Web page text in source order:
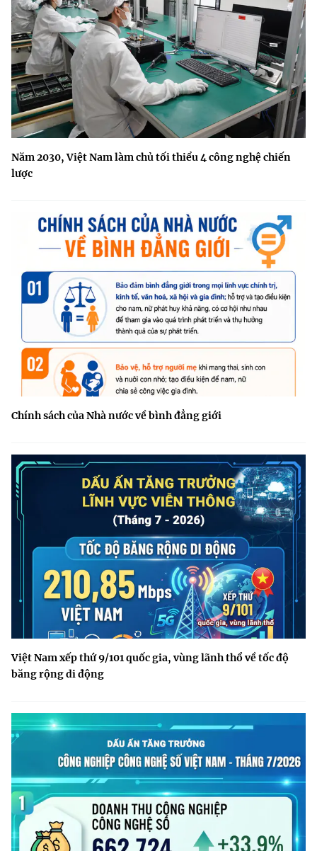
Năm 2030, Việt Nam làm chủ tối thiểu 4 công nghệ chiến
lược
Chính sách của Nhà nước về bình đẳng giới
Việt Nam xếp thứ 9/101 quốc gia, vùng lãnh thổ về tốc độ
băng rộng di động